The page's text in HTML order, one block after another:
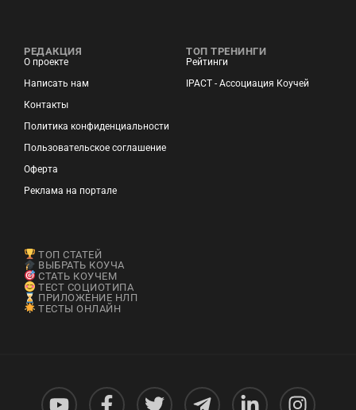
РЕДАКЦИЯ
О проекте
Написать нам
Контакты
Политика конфиденциальности
Пользовательское соглашение
Оферта
Реклама на портале
ТОП ТРЕНИНГИ
Рейтинги
IPACT - Ассоциация Коучей
ТОП СТАТЕЙ
ВЫБРАТЬ КОУЧА
СТАТЬ КОУЧЕМ
ТЕСТ СОЦИОТИПА
ПРИЛОЖЕНИЕ НЛП
ТЕСТЫ ОНЛАЙН